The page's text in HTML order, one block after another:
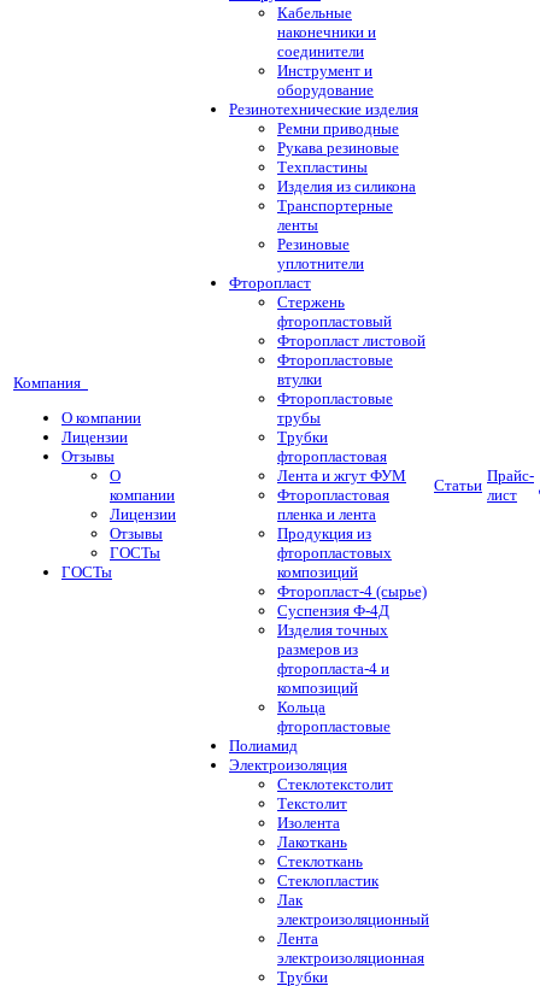
Компания
О компании
Лицензии
Отзывы
О
компании
Лицензии
Отзывы
ГОСТы
ГОСТы
Кабельные
наконечники и
соединители
Инструмент и
оборудование
Резинотехнические изделия
Ремни приводные
Рукава резиновые
Техпластины
Изделия из силикона
Транспортерные
ленты
Резиновые
уплотнители
Фторопласт
Стержень
фторопластовый
Фторопласт листовой
Фторопластовые
втулки
Фторопластовые
трубы
Трубки
фторопластовая
Лента и жгут ФУМ
Фторопластовая
пленка и лента
Продукция из
фторопластовых
композиций
Фторопласт-4 (сырье)
Суспензия Ф-4Д
Изделия точных
размеров из
фторопласта-4 и
композиций
Кольца
фторопластовые
Полиамид
Электроизоляция
Стеклотекстолит
Текстолит
Изолента
Лакоткань
Стеклоткань
Стеклопластик
Лак
электроизоляционный
Лента
электроизоляционная
Трубки
Статьи
Прайс-
лист